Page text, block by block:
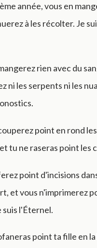
année, vous en
à les récolter. Je
rien avec du
ni les serpents ni les
point en rond
tu ne raseras point les
point d'incisions
et vous n'imprimerez
suis l'Éternel.
point ta fille en la